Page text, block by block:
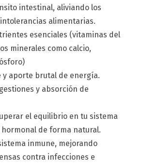
intestinal, aliviando los
alimentarias.
esenciales (vitaminas del
minerales como calcio,
y aporte brutal de energía.
y absorción de
el equilibrio en tu sistema
de forma natural.
inmune, mejorando
contra infecciones e